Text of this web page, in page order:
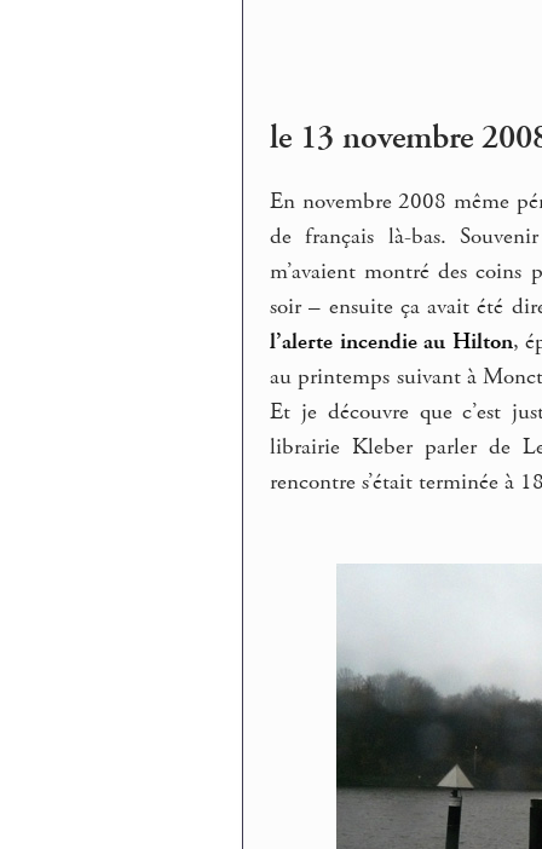
le 13 novembre
En novembre 2008 même
de français là-bas.
m’avaient montré des
soir – ensuite ça avait été
l’alerte incendie au Hilton,
au printemps suivant à
Et je découvre que c’est
librairie Kleber parler de
rencontre s’était terminée à